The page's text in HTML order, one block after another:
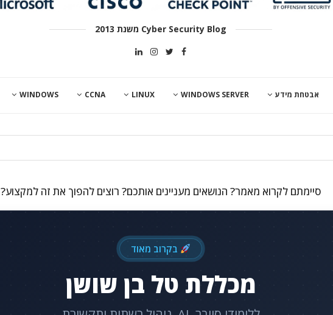
Cyber Security Blog משנת 2013
אבטחת מידע WINDOWS SERVER
LINUX
CCNA
WINDOWS
סיימתם לקרוא מאמר? הנושאים מעניינים אותכם? רוצים להפוך את זה למקצוע?
בקרוב מאוד
מכללת טל בן שושן